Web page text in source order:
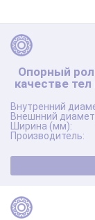
Опорный
качестве